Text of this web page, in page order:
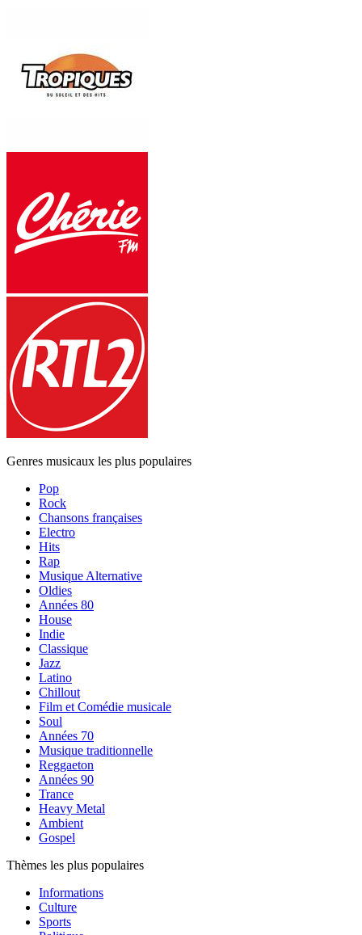
Genres musicaux les plus populaires
Pop
Rock
Chansons françaises
Electro
Hits
Rap
Musique Alternative
Oldies
Années 80
House
Indie
Classique
Jazz
Latino
Chillout
Film et Comédie musicale
Soul
Années 70
Musique traditionnelle
Reggaeton
Années 90
Trance
Heavy Metal
Ambient
Gospel
Thèmes les plus populaires
Informations
Culture
Sports